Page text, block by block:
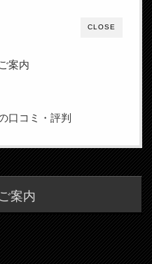
CLOSE
案内
口コミ・評判
案内